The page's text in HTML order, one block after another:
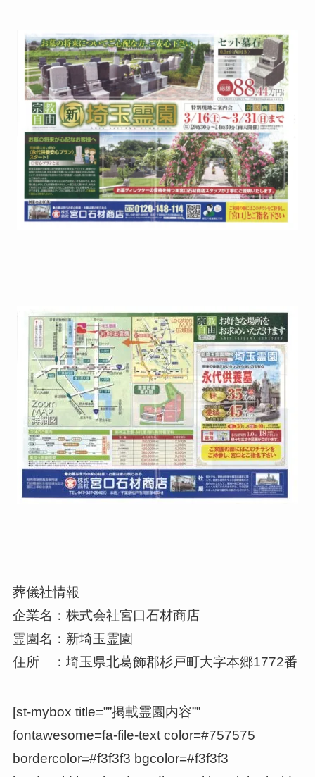
葬儀社情報
企業名：株式会社宮口石材商店
霊園名：新埼玉霊園
住所 ：埼玉県北葛飾郡杉戸町大字本郷1772番
[st-mybox title=””掲載霊園内容””
fontawesome=fa-file-text color=#757575
bordercolor=#f3f3f3 bgcolor=#f3f3f3